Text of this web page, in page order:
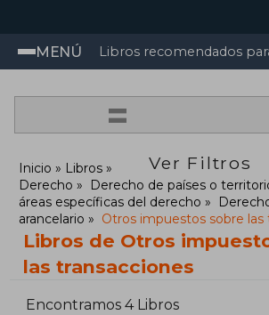
MENÚ Libros recomendados
=
Ver Filtros
Inicio
Libros
Derecho
Derecho de países o
áreas específicas del derecho
arancelario
Otros impuestos sobre las
Libros de Otros
las transacciones
Encontramos 4 Libros